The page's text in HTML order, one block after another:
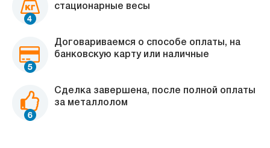
стационарные весы
Договариваемся о способе оплаты, на
банковскую карту или наличные
Сделка завершена, после полной оплаты
за металлолом